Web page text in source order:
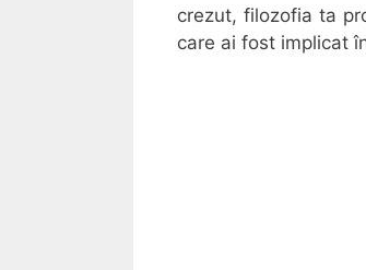
crezut, filozofia ta
care ai fost implicat